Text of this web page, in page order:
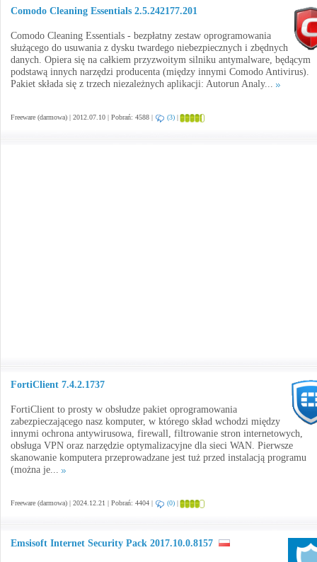
Comodo Cleaning Essentials 2.5.242177.201
Comodo Cleaning Essentials - bezpłatny zestaw oprogramowania
służącego do usuwania z dysku twardego niebezpiecznych i zbędnych
danych. Opiera się na całkiem przyzwoitym silniku antymalware, będącym
podstawą innych narzędzi producenta (między innymi Comodo Antivirus).
Pakiet składa się z trzech niezależnych aplikacji: Autorun Analy...
Freeware (darmowa) | 2012.07.10 | Pobrań: 4588 | (3) |
FortiClient 7.4.2.1737
FortiClient to prosty w obsłudze pakiet oprogramowania
zabezpieczającego nasz komputer, w którego skład wchodzi między
innymi ochrona antywirusowa, firewall, filtrowanie stron internetowych,
obsługa VPN oraz narzędzie optymalizacyjne dla sieci WAN. Pierwsze
skanowanie komputera przeprowadzane jest tuż przed instalacją programu
(można je...
Freeware (darmowa) | 2024.12.21 | Pobrań: 4404 | (0) |
Emsisoft Internet Security Pack 2017.10.0.8157